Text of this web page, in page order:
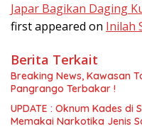
Japar Bagikan Daging
first appeared on Inilah
Berita Terkait
Breaking News, Kawasan
Pangrango Terbakar !
UPDATE : Oknum Kades di
Memakai Narkotika Jenis